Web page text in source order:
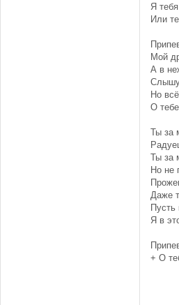
Я
Или
Мой
А в
Слышу
Но
О
Ты за
Ты за
Но не
Даже
Пусть
Я в
+ О